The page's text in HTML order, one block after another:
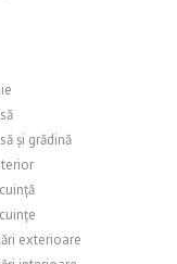
și grădină
exterioare